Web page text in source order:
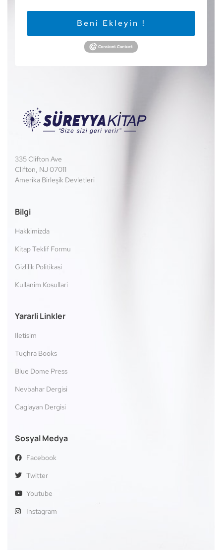
Beni Ekleyin !
335 Clifton Ave
Clifton, NJ 07011
Amerika Birleşik Devletleri
Bilgi
Hakkimizda
Kitap Teklif Formu
Gizlilik Politikasi
Kullanim Kosullari
Yararli Linkler
Iletisim
Tughra Books
Blue Dome Press
Nevbahar Dergisi
Caglayan Dergisi
Sosyal Medya
Facebook
Twitter
Youtube
Instagram